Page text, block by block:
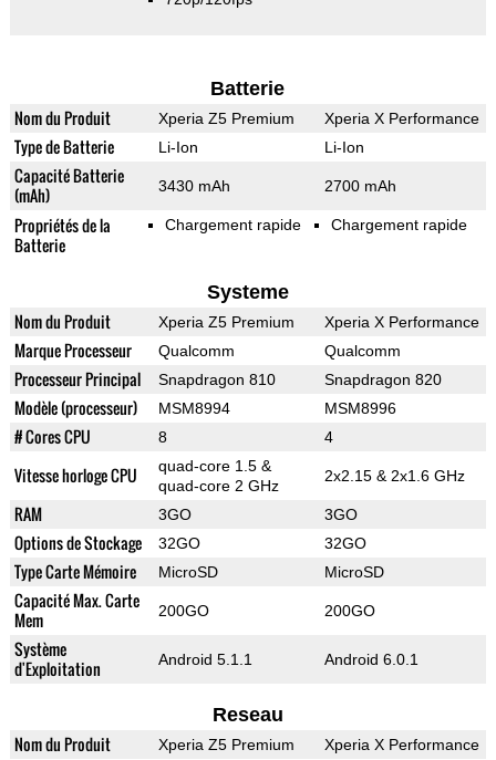
Batterie
Nom du Produit Xperia Z5 Premium Xperia X Performance
Type de Batterie Li-Ion Li-Ion
Capacité Batterie
(mAh)
3430 mAh 2700 mAh
Propriétés de la
Batterie
Chargement rapide Chargement rapide
Systeme
Nom du Produit Xperia Z5 Premium Xperia X Performance
Marque Processeur Qualcomm Qualcomm
Processeur Principal Snapdragon 810 Snapdragon 820
Modèle (processeur) MSM8994 MSM8996
# Cores CPU 8 4
Vitesse horloge CPU
quad-core 1.5 &
quad-core 2 GHz
2x2.15 & 2x1.6 GHz
RAM 3GO 3GO
Options de Stockage 32GO 32GO
Type Carte Mémoire MicroSD MicroSD
Capacité Max. Carte
Mem
200GO 200GO
Système
d'Exploitation
Android 5.1.1 Android 6.0.1
Reseau
Nom du Produit Xperia Z5 Premium Xperia X Performance